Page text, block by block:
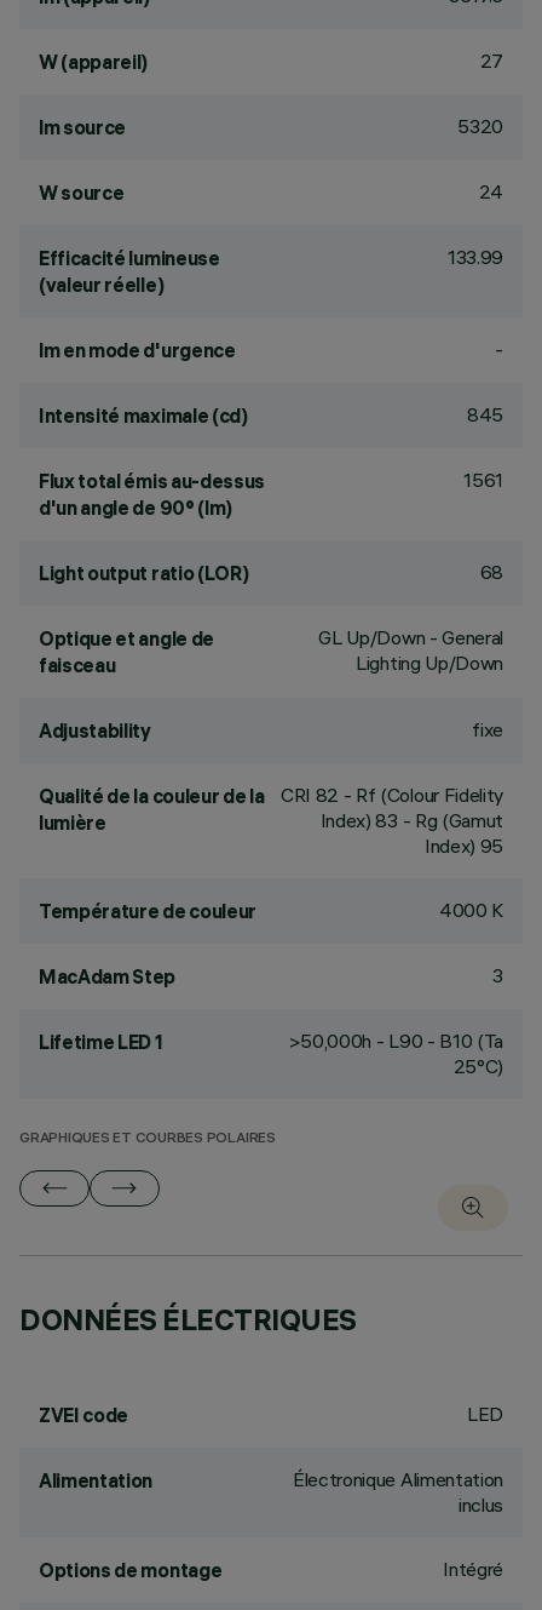
W (appareil) 27
lm source 5320
W source 24
Efficacité lumineuse
(valeur réelle)
133.99
lm en mode d'urgence -
Intensité maximale (cd) 845
Flux total émis au-dessus
d'un angle de 90° (lm)
1561
Light output ratio (LOR) 68
Optique et angle de
faisceau
GL Up/Down - General
Lighting Up/Down
Adjustability fixe
Qualité de la couleur de la
lumière
CRI 82 - Rf (Colour Fidelity
Index) 83 - Rg (Gamut
Index) 95
Température de couleur 4000 K
MacAdam Step 3
Lifetime LED 1
>50,000h - L90 - B10 (Ta
25°C)
GRAPHIQUES ET COURBES POLAIRES
DONNÉES ÉLECTRIQUES
ZVEI code LED
Alimentation
Électronique Alimentation
inclus
Options de montage Intégré